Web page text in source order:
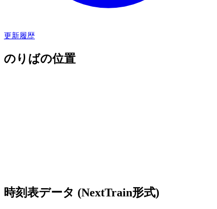
更新履歴
のりばの位置
時刻表データ (NextTrain形式)